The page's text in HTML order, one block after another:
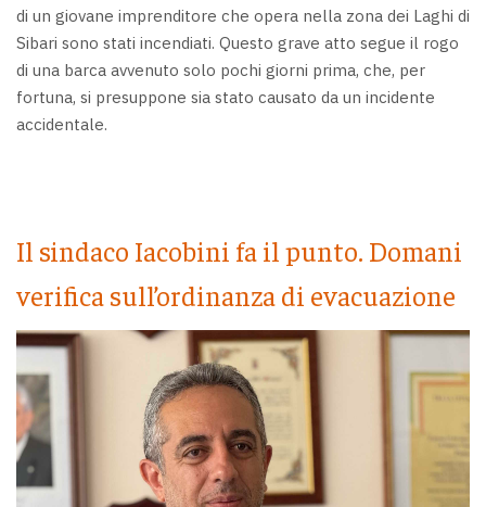
di un giovane imprenditore che opera nella zona dei Laghi di
Sibari sono stati incendiati. Questo grave atto segue il rogo
di una barca avvenuto solo pochi giorni prima, che, per
fortuna, si presuppone sia stato causato da un incidente
accidentale.
Il sindaco Iacobini fa il punto. Domani
verifica sull’ordinanza di evacuazione